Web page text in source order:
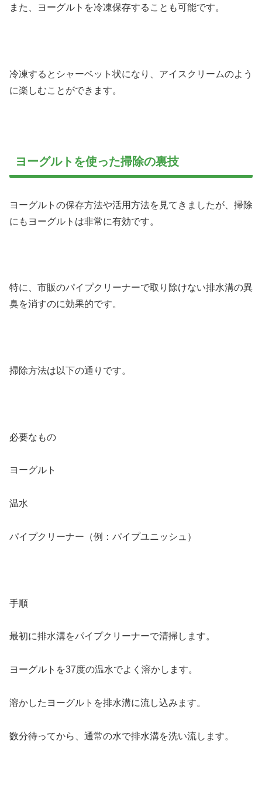
また、ヨーグルトを冷凍保存することも可能です。
冷凍するとシャーベット状になり、アイスクリームのよう
に楽しむことができます。
ヨーグルトを使った掃除の裏技
ヨーグルトの保存方法や活用方法を見てきましたが、掃除
にもヨーグルトは非常に有効です。
特に、市販のパイプクリーナーで取り除けない排水溝の異
臭を消すのに効果的です。
掃除方法は以下の通りです。
必要なもの
ヨーグルト
温水
パイプクリーナー（例：パイプユニッシュ）
手順
最初に排水溝をパイプクリーナーで清掃します。
ヨーグルトを37度の温水でよく溶かします。
溶かしたヨーグルトを排水溝に流し込みます。
数分待ってから、通常の水で排水溝を洗い流します。